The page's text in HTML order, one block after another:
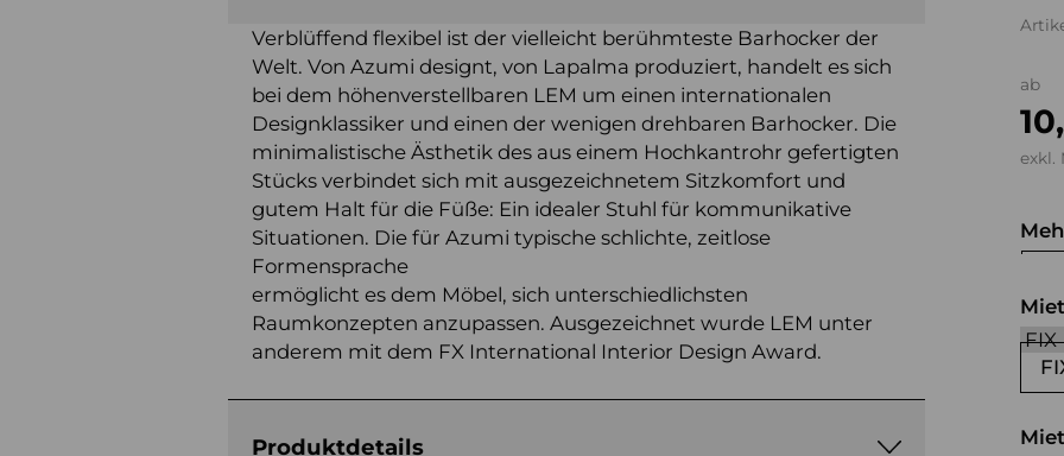
ab
exkl.
Verblüffend flexibel ist der vielleicht berühmteste Barhocker der
Welt. Von Azumi designt, von Lapalma produziert, handelt es sich
bei dem höhenverstellbaren LEM um einen internationalen
Designklassiker und einen der wenigen drehbaren Barhocker. Die
minimalistische Ästhetik des aus einem Hochkantrohr gefertigten
Stücks verbindet sich mit ausgezeichnetem Sitzkomfort und
gutem Halt für die Füße: Ein idealer Stuhl für kommunikative
Situationen. Die für Azumi typische schlichte, zeitlose
Formensprache
ermöglicht es dem Möbel, sich unterschiedlichsten
Raumkonzepten anzupassen. Ausgezeichnet wurde LEM unter
anderem mit dem FX International Interior Design Award.
Produktdetails